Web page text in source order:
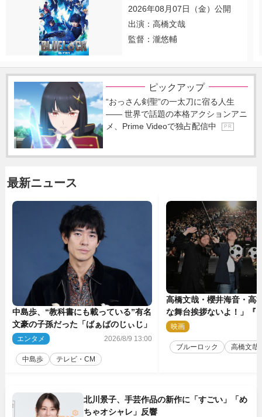
2026年08月07日（金）公開
出演：高橋文哉
監督：瀧悠輔
ピックアップ
“おっさん剣聖”の一太刀に宿る人生
―― 世界で話題の本格アクションアニ
メ、Prime Videoで独占配信中
P R
最新ニュース
中島歩、“教科書にも載っている”有名
文豪の子孫だった「ばぁばのじぃじ」
エンタメ 2026/8/9 13:00
中島歩 テレビ・CM
高橋文哉・櫻井海音・高
な舞台挨拶ないよ！」『
ク』自由すぎるイベント
映画
ブルーロック 高橋文哉
北川景子、手芸作品の新作に「すごい」「め
ちゃオシャレ」反響